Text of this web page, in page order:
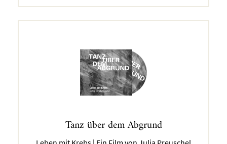
Tanz über dem Abgrund